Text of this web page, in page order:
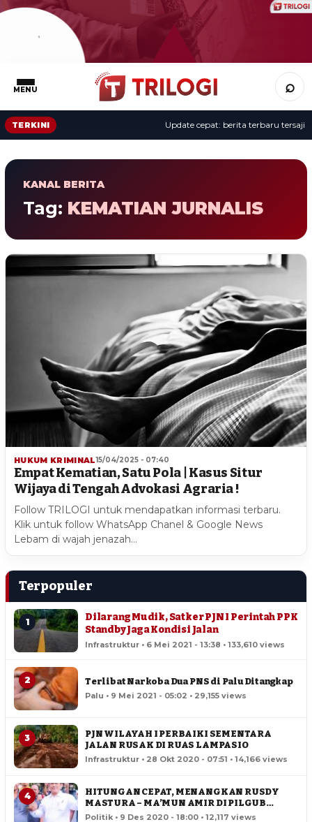
MENU ⌕
TERKINI Update cepat: berita terbaru tersaji
KANAL BERITA
Tag: KEMATIAN JURNALIS
HUKUM KRIMINAL15/04/2025 - 07:40
Empat Kematian, Satu Pola | Kasus Situr
Wijaya di Tengah Advokasi Agraria !
Follow TRILOGI untuk mendapatkan informasi terbaru.
Klik untuk follow WhatsApp Chanel & Google News
Lebam di wajah jenazah…
Terpopuler
1
Dilarang Mudik, Satker PJN I Perintah PPK
Standby Jaga Kondisi Jalan
Infrastruktur • 6 Mei 2021 - 13:38 • 133,610 views
2 Terlibat Narkoba Dua PNS di Palu Ditangkap
Palu • 9 Mei 2021 - 05:02 • 29,155 views
3
PJN WILAYAH I PERBAIKI SEMENTARA
JALAN RUSAK DI RUAS LAMPASIO
Infrastruktur • 28 Okt 2020 - 07:51 • 14,166 views
4
HITUNGAN CEPAT, MENANGKAN RUSDY
MASTURA – MA’MUN AMIR DI PILGUB
SULTENG
Politik • 9 Des 2020 - 18:00 • 12,117 views